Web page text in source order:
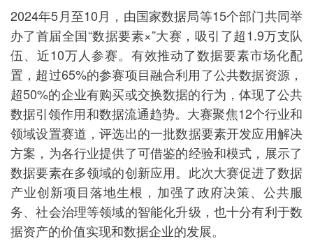
2024年5月至10月，由国家数据局等15个部门共同举
办了首届全国“数据要素×”大赛，吸引了超1.9万支队
伍、近10万人参赛。有效推动了数据要素市场化配
置，超过65%的参赛项目融合利用了公共数据资源，
超50%的企业有购买或交换数据的行为，体现了公共
数据引领作用和数据流通趋势。大赛聚焦12个行业和
领域设置赛道，评选出的一批数据要素开发应用解决
方案，为各行业提供了可借鉴的经验和模式，展示了
数据要素在多领域的创新应用。此次大赛促进了数据
产业创新项目落地生根，加强了政府决策、公共服
务、社会治理等领域的智能化升级，也十分有利于数
据资产的价值实现和数据企业的发展。